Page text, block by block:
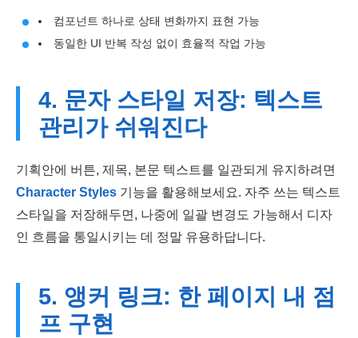
컴포넌트 하나로 상태 변화까지 표현 가능
동일한 UI 반복 작성 없이 효율적 작업 가능
4. 문자 스타일 저장: 텍스트
관리가 쉬워진다
기획안에 버튼, 제목, 본문 텍스트를 일관되게 유지하려면
Character Styles 기능을 활용해보세요. 자주 쓰는 텍스트
스타일을 저장해두면, 나중에 일괄 변경도 가능해서 디자
인 흐름을 통일시키는 데 정말 유용하답니다.
5. 앵커 링크: 한 페이지 내 점
프 구현